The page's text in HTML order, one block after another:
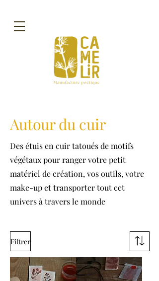
Autour du cuir
Des étuis en cuir tatoués de motifs
végétaux pour ranger votre petit
matériel de création, vos outils, votre
make-up et transporter tout cet
univers à travers le monde
Filtrer